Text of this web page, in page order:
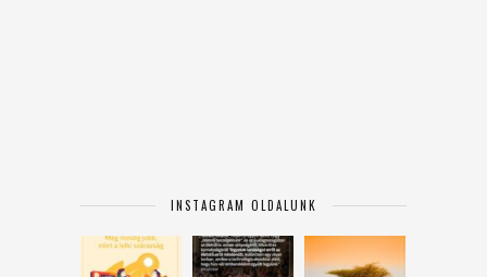
INSTAGRAM OLDALUNK